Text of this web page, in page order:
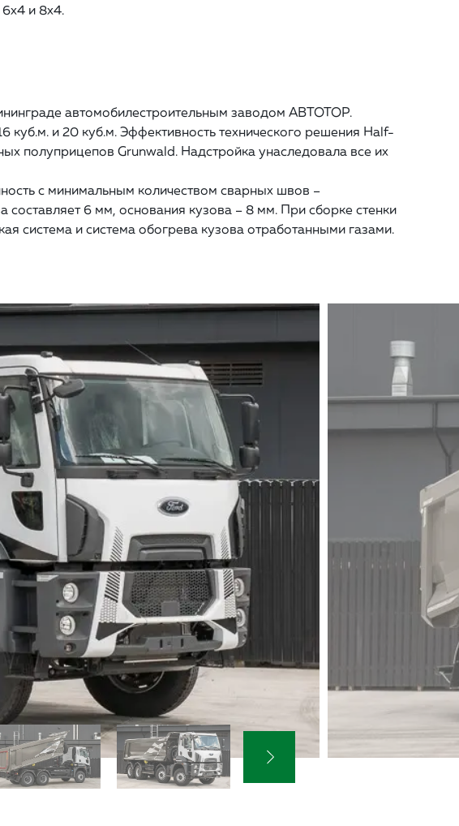
и 8x4.
автомобилестроительным заводом АВТОТОР.
и 20 куб.м. Эффективность технического решения Half-
полуприцепов Grunwald. Надстройка унаследовала все их
с минимальным количеством сварных швов –
составляет 6 мм, основания кузова – 8 мм. При сборке стенки
система и система обогрева кузова отработанными газами.